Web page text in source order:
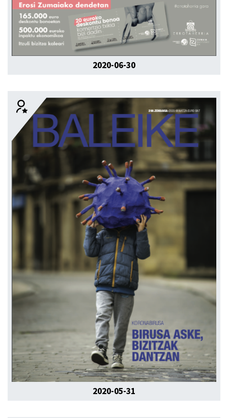
2020-06-30
2020-05-31